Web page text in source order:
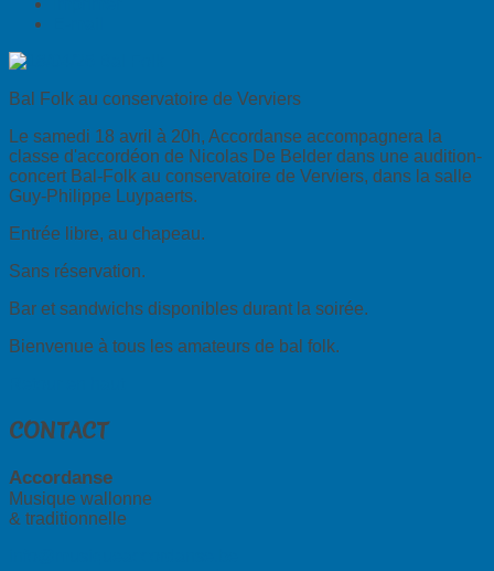
Bal Folk au conservatoire de Verviers
Le samedi 18 avril à 20h, Accordanse accompagnera la
classe d'accordéon de Nicolas De Belder dans une audition-
concert Bal-Folk au conservatoire de Verviers, dans la salle
Guy-Philippe Luypaerts.
Entrée libre, au chapeau.
Sans réservation.
Bar et sandwichs disponibles durant la soirée.
Bienvenue à tous les amateurs de bal folk.
CONTACT
Accordanse
Musique wallonne
& traditionnelle